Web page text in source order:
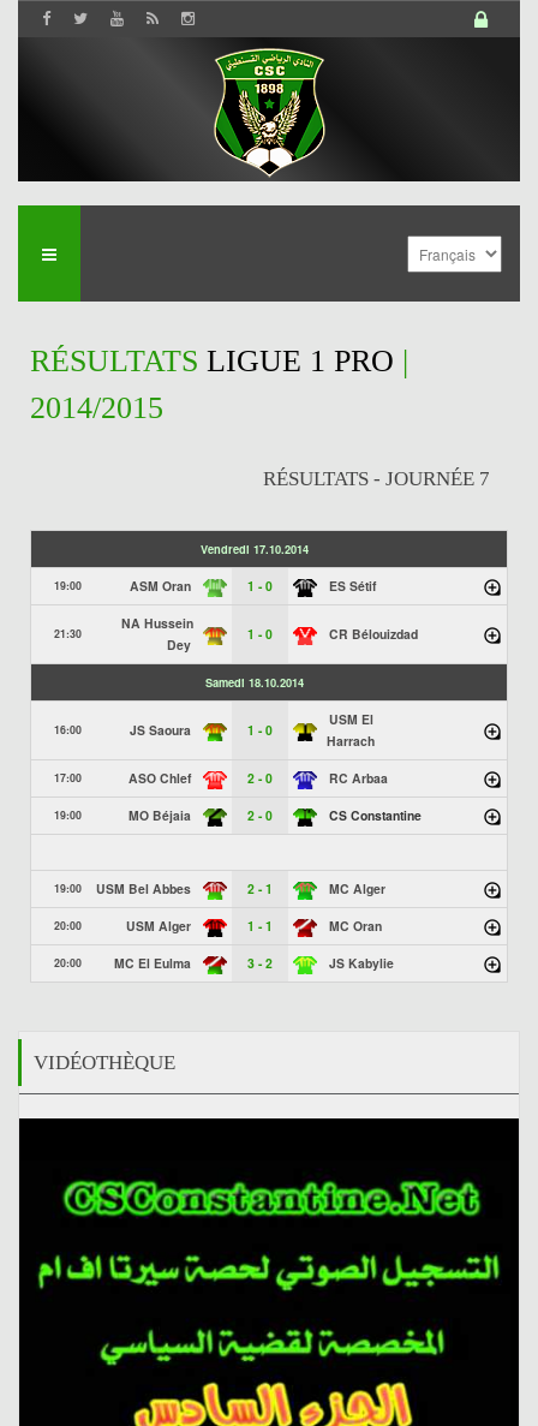
RÉSULTATS LIGUE 1 PRO |
2014/2015
RÉSULTATS - JOURNÉE 7
Vendredi 17.10.2014
19:00 ASM Oran 1 - 0 ES Sétif
21:30
NA Hussein
Dey
1 - 0 CR Bélouizdad
Samedi 18.10.2014
16:00 JS Saoura 1 - 0
USM El
Harrach
17:00 ASO Chlef 2 - 0 RC Arbaa
19:00 MO Béjaia 2 - 0 CS Constantine
19:00 USM Bel Abbes 2 - 1 MC Alger
20:00 USM Alger 1 - 1 MC Oran
20:00 MC El Eulma 3 - 2 JS Kabylie
VIDÉOTHÈQUE